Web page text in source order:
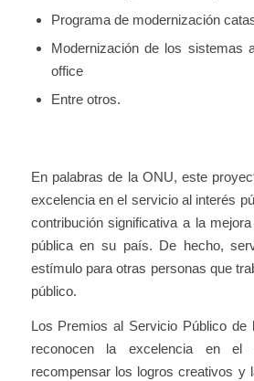
Programa de modernización
Modernización de los sistemas
office
Entre otros.
En palabras de la ONU, este
excelencia en el servicio al interés
contribución significativa a la
pública en su país. De hecho,
estímulo para otras personas que
público.
Los Premios al Servicio Público de
reconocen la excelencia en el
recompensar los logros creativos y